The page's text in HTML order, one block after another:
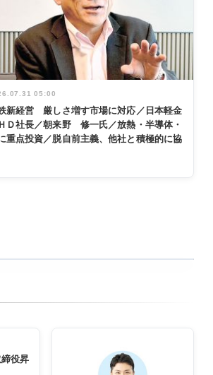
05:00
新経営 厳しさ増す市場に対応／日本軽金
Ｄ社長／朝来野 修一氏／放熱・半導体・
重点投資／脱自前主義、他社と積極的に協
役昇